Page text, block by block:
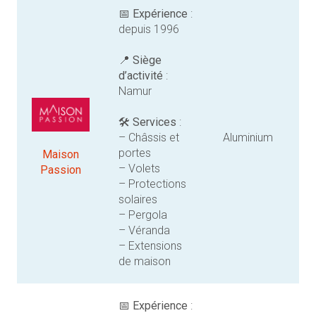
Maison
Passion
📅 Expérience :
depuis 1996
📍 Siège
d’activité :
Namur
🛠️ Services :
– Châssis et
portes
– Volets
– Protections
solaires
– Pergola
– Véranda
– Extensions
de maison
Aluminium
📅 Expérience :